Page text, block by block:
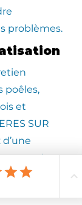
problèmes.
poêles,
et
SUR
la